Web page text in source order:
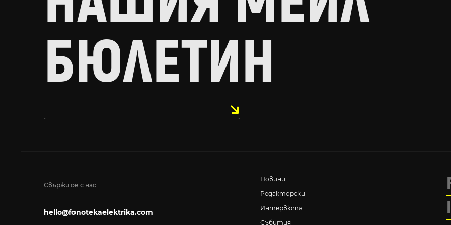
БЮЛЕТИН
Свържи се с нас
hello@fonotekaelektrika.com
Новини
Редакторски
Интервюта
Събития